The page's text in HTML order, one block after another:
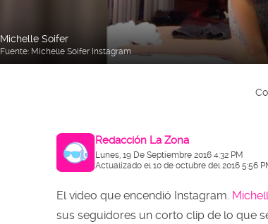
Michelle Soifer
Fuente: Michelle Soifer Instagram
Redacción La Zona
Lunes, 19 De Septiembre 2016 4:32 PM
Actualizado el 10 de octubre del 2016 5:56
El video que encendió Instagram.
sus seguidores un corto clip de lo que